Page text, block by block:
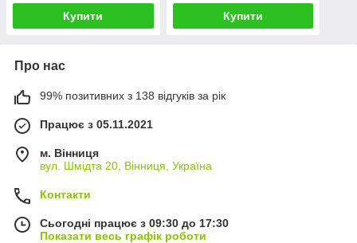
Купити Купити
Про нас
99% позитивних з 138 відгуків за рік
Працює з 05.11.2021
м. Вінниця
вул. Шмідта 20, Вінниця, Україна
Контакти
Сьогодні працює з 09:30 до 17:30
Показати весь графік роботи